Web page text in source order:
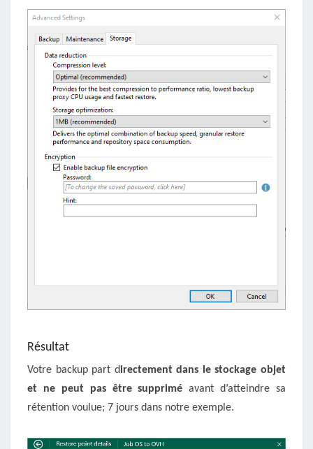
Résultat
Votre backup part directement dans le stockage objet
et ne peut pas être supprimé avant d’atteindre sa
rétention voulue; 7 jours dans notre exemple.